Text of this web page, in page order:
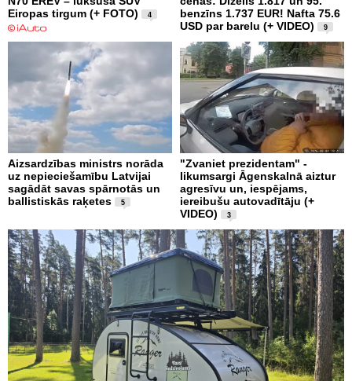
Eiropas tirgum (+ FOTO)
4
benzīns 1.737 EUR! Nafta 75.6
USD par barelu (+ VIDEO)
9
Aizsardzības ministrs norāda
uz nepieciešamību Latvijai
sagādāt savas spārnotās un
ballistiskās raķetes
5
"Zvaniet prezidentam" -
likumsargi Āgenskalnā aiztur
agresīvu un, iespējams,
iereibušu autovadītāju (+
VIDEO)
3